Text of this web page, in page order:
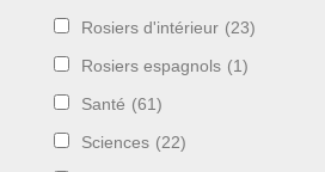
Rosiers d'intérieur (23)
Rosiers espagnols (1)
Santé (61)
Sciences (22)